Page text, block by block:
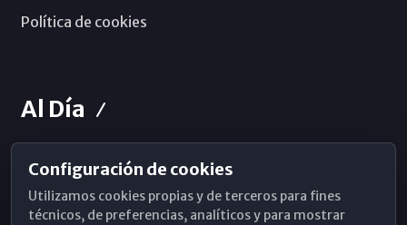
Política de cookies
Al Día
Horarios de Misa
Hemeroteca
Configuración de cookies
Utilizamos cookies propias y de terceros para fines
técnicos, de preferencias, analíticos y para mostrar